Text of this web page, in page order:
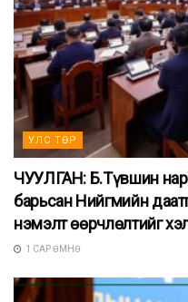
УЛС ТӨР
ЧУУЛГАН: Б.Түвшин
барьсан Нийгмийн
нэмэлт өөрчлөлтийг
1 САР ӨМНӨ